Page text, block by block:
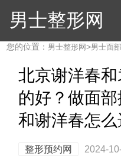
男士整形网
您的位置： 男士整形网>男士面
北京谢洋春
的好？做面
和谢洋春怎么
整形预约网 2024-